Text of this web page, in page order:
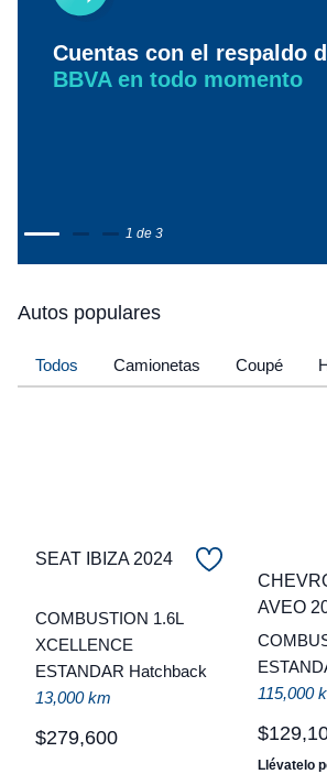
Cuentas con el respaldo
BBVA en todo momento
1 de 3
Autos populares
Todos Camionetas Coupé
SEAT IBIZA 2024
COMBUSTION 1.6L
XCELLENCE
ESTANDAR Hatchback
13,000 km
$279,600
AVEO
115,000
$129,
Llévatelo